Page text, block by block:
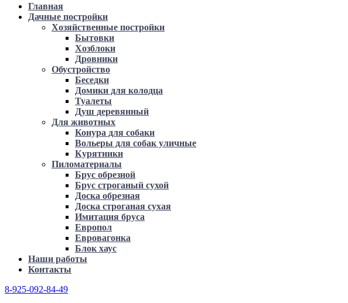
Главная
Дачные постройки
Хозяйственные постройки
Бытовки
Хозблоки
Дровники
Обустройство
Беседки
Домики для колодца
Туалеты
Душ деревянный
Для животных
Конура для собаки
Вольеры для собак уличные
Курятники
Пиломатериалы
Брус обрезной
Брус строганый сухой
Доска обрезная
Доска строганая сухая
Имитация бруса
Европол
Евровагонка
Блок хаус
Наши работы
Контакты
8-925-092-84-49